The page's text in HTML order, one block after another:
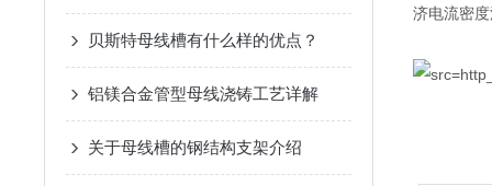
贝斯特母线槽有什么样的优点？
铝镁合金管型母线浇铸工艺详解
关于母线槽的钢结构支架介绍
济电流密